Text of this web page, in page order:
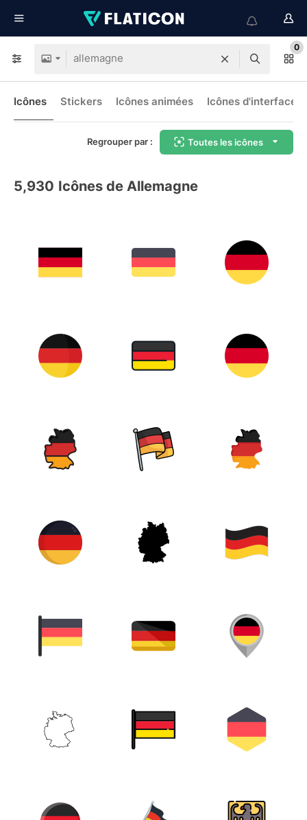
0
Icônes Stickers Icônes animées Icônes d'interface
Regrouper par : Toutes les icônes
5,930 Icônes de Allemagne